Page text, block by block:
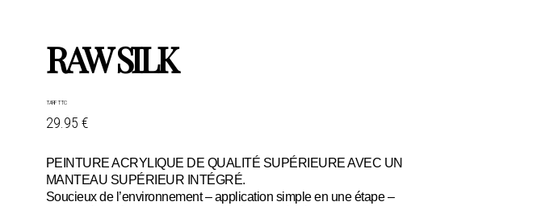
RAW SILK
TARIF TTC
29.95 €
PEINTURE ACRYLIQUE DE QUALITÉ SUPÉRIEURE AVEC UN
MANTEAU SUPÉRIEUR INTÉGRÉ.
Soucieux de l’environnement – application simple en une étape –